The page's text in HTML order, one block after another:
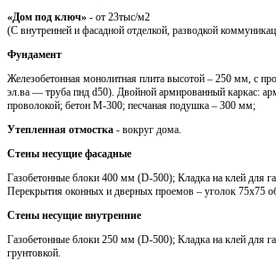
«Дом под ключ» - от 23тыс/м2
(С внутренней и фасадной отделкой, разводкой
Фундамент
Железобетонная монолитная плита высотой – 250 мм, с
эл.ва — труба пнд d50). Двойной армированный каркас:
проволокой; бетон М-300; песчаная подушка – 300 мм;
Утепленная отмостка - вокруг дома.
Стены несущие фасадные
Газобетонные блоки 400 мм (D-500); Кладка на клей для
Перекрытия оконных и дверных проемов – уголок 75х75
Стены несущие внутренние
Газобетонные блоки 250 мм (D-500); Кладка на клей для
грунтовкой.